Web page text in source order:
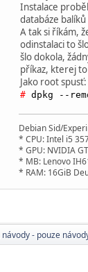
Instalace
databáze
A tak si říkám,
odinstalaci to
šlo dokola,
příkaz, kterej
Jako root spusť:
# dpkg --
Debian Sid/
* CPU: Intel i5
* GPU: NVIDIA
* MB: Lenovo
* RAM: 16GiB
- pouze